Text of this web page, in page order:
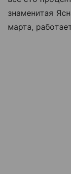
знаменитая
марта,